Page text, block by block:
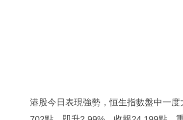
港股今日表現強勢，恒生指數盤中一